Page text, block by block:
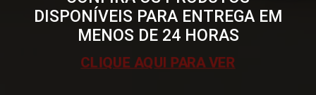
DISPONÍVEIS PARA ENTREGA EM
MENOS DE 24 HORAS
CLIQUE AQUI PARA VER